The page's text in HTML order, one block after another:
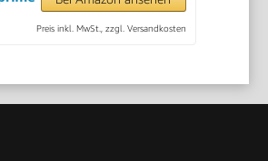
Preis inkl. MwSt., zzgl. Versandkosten